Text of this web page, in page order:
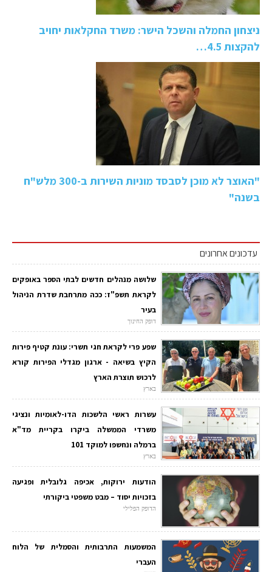
ניצחון החמלה והשכל הישר: משרד החקלאות יחויב
להקצות 4.5…
"האוצר לא מוכן לסבסד מוניות השירות ב-300 מלש"ח
בשנה"
עדכונים אחרונים
שלושה מנהלים חדשים לבתי הספר באופקים
לקראת תשפ"ז: ככה מתרחבת שדרת הניהול
בעיר
דופק החינוך
שפע פרי לקראת חגי תשרי: עונת קטיף פירות
הקיץ בשיאה - ארגון מגדלי הפירות קורא
לרכוש תוצרת הארץ
בארץ
עשרות ראשי הלשכות הדו-לאומיות ונציגי
משרדי הממשלה ביקרו בקריית מד"א
ברמלה ונחשפו למוקד 101
בארץ
הודעות ירוקות, אכיפה גלובלית ופגיעה
בזכויות יסוד – מבט משפטי ביקורתי
הדופק הפלילי
המשמעות התרבותית והסמלית של הלוח
העברי